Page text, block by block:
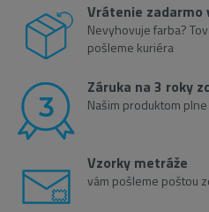
Vrátenie zadarmo
Nevyhovuje farba?
pošleme kuriéra
Záruka na 3 roky
Našim produktom
Vzorky metráže
vám pošleme poštou